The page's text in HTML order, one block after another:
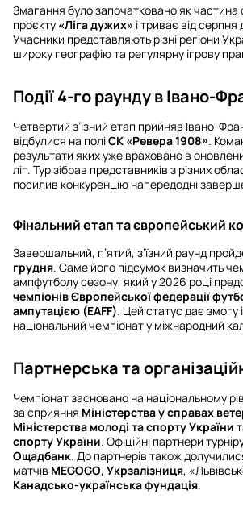
Змагання було започатковано як частина
проєкту «Ліга дужих» і триває від серпня
Учасники представляють різні регіони
широку географію та регулярну ігрову
Події 4-го раунду в Івано-
Четвертий з’їзний етап прийняв Івано-
відбулися на поліСК «Ревера 1908».
результати яких уже враховано в
ліг. Тур зібрав представників з різних
посилив конкуренцію напередодні
Фінальний етап та європейський
Завершальний, п’ятий, з’їзний раунд
грудня. Саме його підсумок визначить
ампфутболу сезону, який у 2026 році
чемпіонів Європейської федерації
ампутацією (EAFF). Цей статус дає змогу
національний чемпіонат у міжнародний
Партнерська та
Чемпіонат засновано на національному
за сприяння Міністерства у справах
Міністерства молоді та спорту України
спорту України. Офіційні партнери
Ощадбанк. До партнерів також
матчів MEGOGO, Укрзалізниця,
Канадсько-українська фундація.